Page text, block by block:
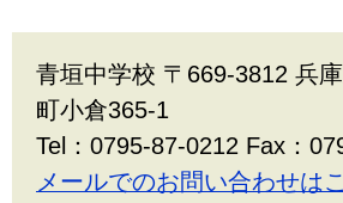
青垣中学校 〒669-3812 兵
町小倉365-1
Tel：0795-87-0212 Fax：
メールでのお問い合わせは